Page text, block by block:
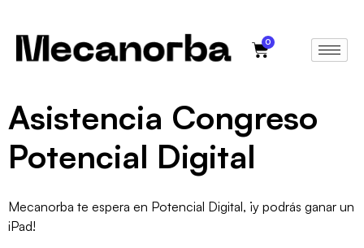
0
Asistencia Congreso
Potencial Digital
Mecanorba te espera en Potencial Digital, ¡y podrás ganar un
iPad!